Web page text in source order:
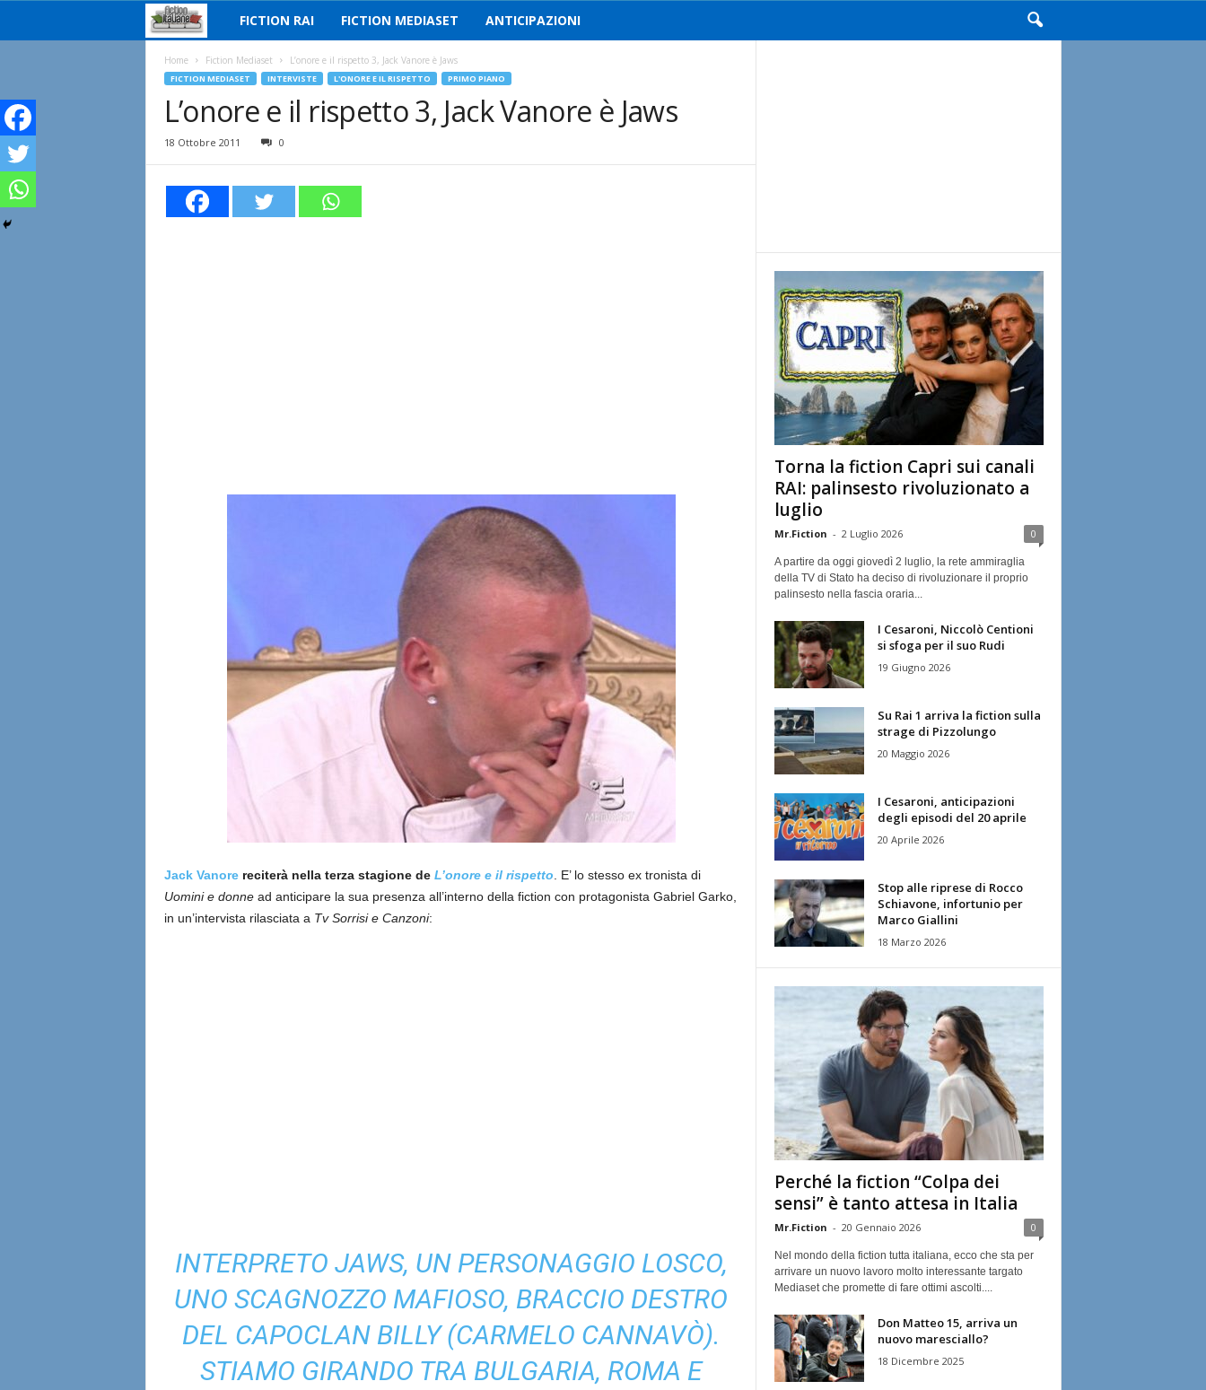
i
t
o
a
FICTION RAI FICTION MEDIASET ANTICIPAZIONI
Home Fiction Mediaset L’onore e il rispetto 3, Jack Vanore è Jaws
FICTION MEDIASET INTERVISTE L'ONORE E IL RISPETTO PRIMO PIANO
L’onore e il rispetto 3, Jack Vanore è Jaws
18 Ottobre 2011 0
Jack Vanorereciterà nella terza stagione de L’onore e il rispetto . E’ lo stesso ex tronista di
Uomini e donnead anticipare la sua presenza all’interno della fiction con protagonista Gabriel Garko,
in un’intervista rilasciata a Tv Sorrisi e Canzoni:
INTERPRETO JAWS, UN PERSONAGGIO LOSCO,
UNO SCAGNOZZO MAFIOSO, BRACCIO DESTRO
DEL CAPOCLAN BILLY (CARMELO CANNAVÒ).
STIAMO GIRANDO TRA BULGARIA, ROMA E
Torna la fiction Capri sui canali
RAI: palinsesto rivoluzionato a
luglio
Mr.Fiction - 2 Luglio 2026 0
A partire da oggi giovedì 2 luglio, la rete ammiraglia
della TV di Stato ha deciso di rivoluzionare il proprio
palinsesto nella fascia oraria...
I Cesaroni, Niccolò Centioni
si sfoga per il suo Rudi
19 Giugno 2026
Su Rai 1 arriva la fiction sulla
strage di Pizzolungo
20 Maggio 2026
I Cesaroni, anticipazioni
degli episodi del 20 aprile
20 Aprile 2026
Stop alle riprese di Rocco
Schiavone, infortunio per
Marco Giallini
18 Marzo 2026
Perché la fiction “Colpa dei
sensi” è tanto attesa in Italia
Mr.Fiction - 20 Gennaio 2026 0
Nel mondo della fiction tutta italiana, ecco che sta per
arrivare un nuovo lavoro molto interessante targato
Mediaset che promette di fare ottimi ascolti....
Don Matteo 15, arriva un
nuovo maresciallo?
18 Dicembre 2025